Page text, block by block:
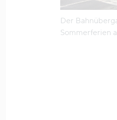
Der
Sommerferien